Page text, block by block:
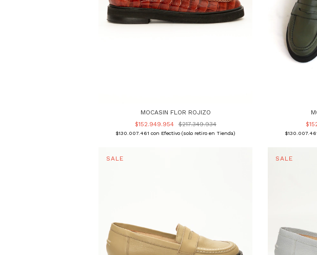
MOCASIN FLOR ROJIZO
$152.949.954
$217.349.934
$130.007.461 con Efectivo (solo retiro en Tienda)